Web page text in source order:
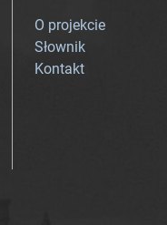
O projekcie
Słownik
Kontakt